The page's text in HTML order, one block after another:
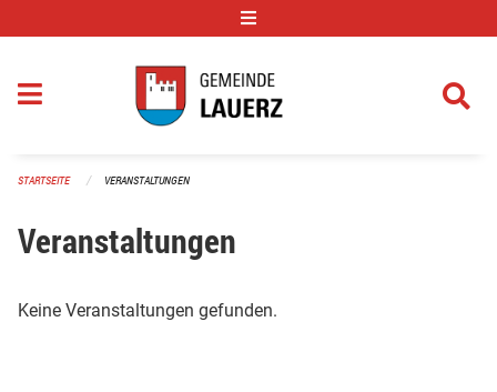
STARTSEITE VERANSTALTUNGEN
Veranstaltungen
Keine Veranstaltungen gefunden.